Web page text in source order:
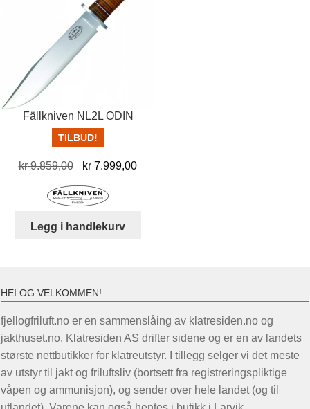
Fällkniven NL2L ODIN
TILBUD!
kr9.859,00
Opprinnelig
var:
kr 7.999,00Nåværende
Legg i handlekurv
HEI OG VELKOMMEN!
fjellogfriluft.no er en sammenslåing av klatresiden.no og
jakthuset.no. Klatresiden AS drifter sidene og er en av landets
største nettbutikker for klatreutstyr. I tillegg selger vi det meste
av utstyr til jakt og friluftsliv (bortsett fra registreringspliktige
våpen og ammunisjon), og sender over hele landet (og til